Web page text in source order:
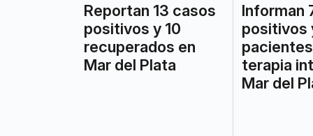
Reportan 13 casos
positivos y 10
recuperados en
Mar del Plata
Informan
positivos
terapia
Mar del